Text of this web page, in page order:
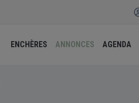
ENCHÈRES ANNONCES AGENDA